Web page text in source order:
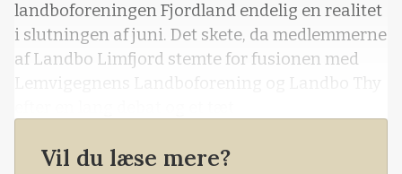
landboforeningen Fjordland endelig en realitet
i slutningen af juni. Det skete, da medlemmerne
af Landbo Limfjord stemte for fusionen med
Lemvigegnens Landboforening og Landbo Thy
Vil du læse mere?